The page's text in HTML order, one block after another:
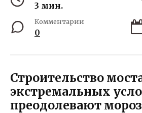
3 мин.
Комментарии
0
Строительство
экстремальных
преодолевают мороз